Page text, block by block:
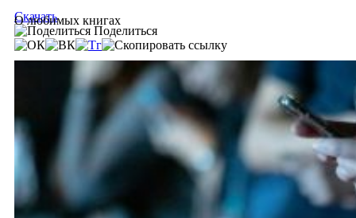
О любимых книгах
Скачать
Поделиться